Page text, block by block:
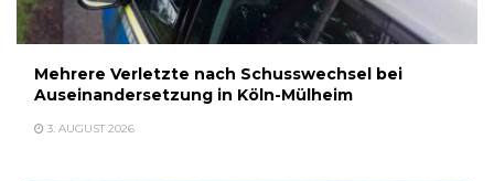
Mehrere Verletzte nach Schusswechsel bei
Auseinandersetzung in Köln-Mülheim
3. AUGUST 2026